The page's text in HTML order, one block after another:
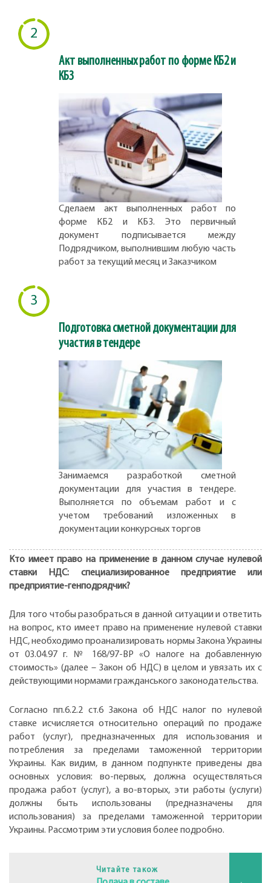
2
Акт выполненных работ по форме КБ2 и
КБ3
Сделаем акт выполненных работ по
форме КБ2 и КБ3. Это первичный
документ подписывается между
Подрядчиком, выполнившим любую часть
работ за текущий месяц и Заказчиком
3
Подготовка сметной документации для
участия в тендере
Занимаемся разработкой сметной
документации для участия в тендере.
Выполняется по объемам работ и с
учетом требований изложенных в
документации конкурсных торгов
Кто имеет право на применение в данном случае нулевой
ставки НДС: специализированное предприятие или
предприятие-генподрядчик?
Для того чтобы разобраться в данной ситуации и ответить
на вопрос, кто имеет право на применение нулевой ставки
НДС, необходимо проанализировать нормы Закона Украины
от 03.04.97 г. № 168/97-ВР «О налоге на добавленную
стоимость» (далее – Закон об НДС) в целом и увязать их с
действующими нормами гражданського законодательства.
Согласно пп.6.2.2 ст.6 Закона об НДС налог по нулевой
ставке исчисляется относительно операций по продаже
работ (услуг), предназначенных для использования и
потребления за пределами таможенной территории
Украины. Как видим, в данном подпункте приведены два
основных условия: во-первых, должна осуществляться
продажа работ (услуг), а во-вторых, эти работы (услуги)
должны быть использованы (предназначены для
использования) за пределами таможенной территории
Украины. Рассмотрим эти условия более подробно.
Читайте також